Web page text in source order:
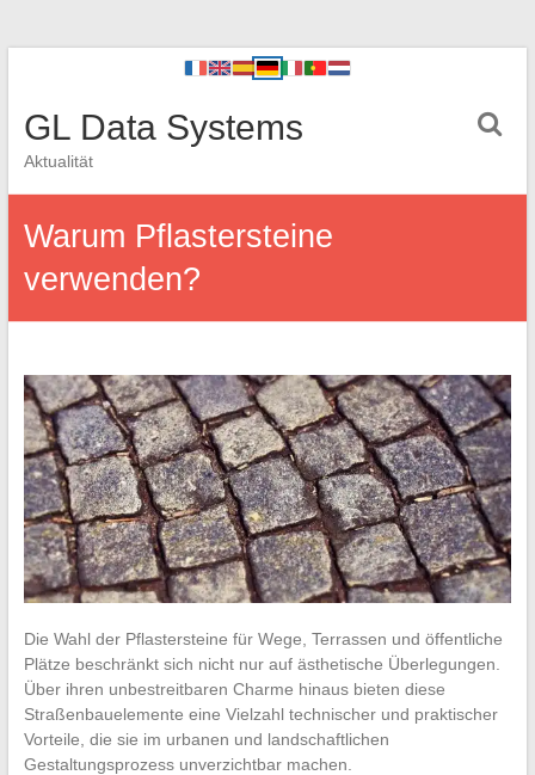
GL Data Systems
Aktualität
Warum Pflastersteine
verwenden?
Die Wahl der Pflastersteine für Wege, Terrassen und öffentliche
Plätze beschränkt sich nicht nur auf ästhetische Überlegungen.
Über ihren unbestreitbaren Charme hinaus bieten diese
Straßenbauelemente eine Vielzahl technischer und praktischer
Vorteile, die sie im urbanen und landschaftlichen
Gestaltungsprozess unverzichtbar machen.